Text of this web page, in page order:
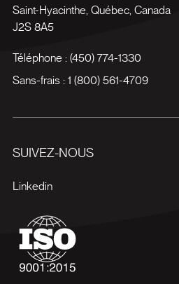
Saint-Hyacinthe Québec, Canada
J2S 8A5
Téléphone : (450) 774-1330
Sans-frais : 1 (800) 561-4709
SUIVEZ-NOUS
Linkedin